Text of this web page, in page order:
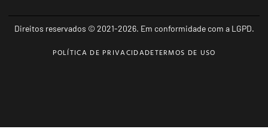
Direitos reservados © 2021-2026. Em conformidade com a LGPD.
POLÍTICA DE PRIVACIDADETERMOS DE USO